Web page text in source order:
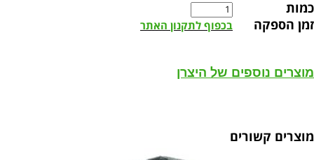
כמות
זמן הספקה
בכפוף לתקנון האתר
מוצרים נוספים של היצרן
מוצרים קשורים